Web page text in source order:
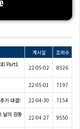
게시일 조회수
) Part1
22-05-02 8526
22-05-01 7197
기 대결! 22-04-30 7154
날의 감동
22-04-27 9550